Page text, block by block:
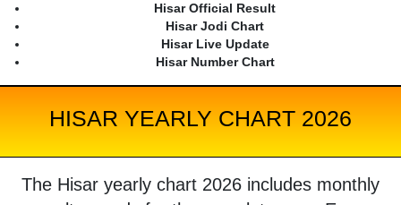
Hisar Official Result
Hisar Jodi Chart
Hisar Live Update
Hisar Number Chart
HISAR YEARLY CHART 2026
The Hisar yearly chart 2026 includes monthly